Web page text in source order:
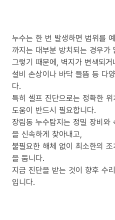
누수는 한 번 발생하면 범위를
까지는 대부분 방치되는 경우가
그렇기 때문에, 벽지가 변색되
설비 손상이나 바닥 들뜸 등 다
다.
특히 셀프 진단으로는 정확한
도움이 반드시 필요합니다.
장림동 누수탐지는 정밀 장비와
을 신속하게 찾아내고,
불필요한 해체 없이 최소한의
을 둡니다.
지금 진단을 받는 것이 향후 수
입니다.